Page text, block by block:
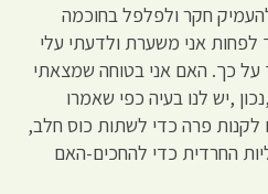
חקר ולפלפל בחוכמה
אני משערת ולדעתי עלי
על כך. האם אני בטוחה שמצאתי
,יש לנו בעיה כפי שאמרו
לקנות פרה כדי לשתות כוס חלב,
החרדית כדי להחכים-האם